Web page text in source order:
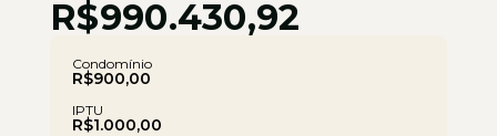
R$990.430,92
Condomínio
R$900,00
IPTU
R$1.000,00